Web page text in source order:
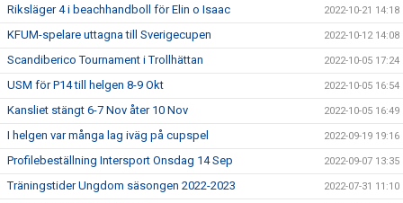
Riksläger 4 i beachhandboll för Elin o Isaac 2022-10-21 14:18
KFUM-spelare uttagna till Sverigecupen 2022-10-12 14:08
Scandiberico Tournament i Trollhättan 2022-10-05 17:24
USM för P14 till helgen 8-9 Okt 2022-10-05 16:54
Kansliet stängt 6-7 Nov åter 10 Nov 2022-10-05 16:49
I helgen var många lag iväg på cupspel 2022-09-19 19:16
Profilebeställning Intersport Onsdag 14 Sep 2022-09-07 13:35
Träningstider Ungdom säsongen 2022-2023 2022-07-31 11:10